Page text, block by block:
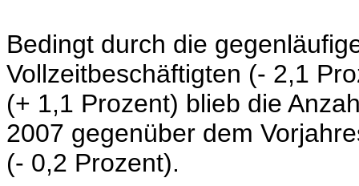
Bedingt durch die
Vollzeitbeschäftigten (- 2,1
(+ 1,1 Prozent) blieb die
2007 gegenüber dem
(- 0,2 Prozent).